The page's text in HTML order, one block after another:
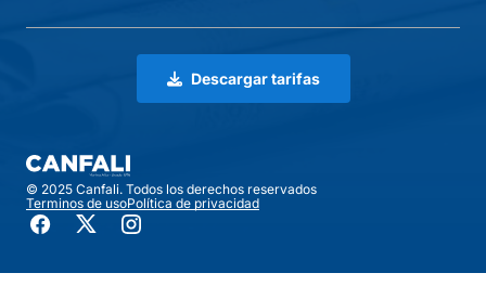
Descargar tarifas
© 2025 Canfali. Todos los derechos reservados
Terminos de usoPolítica de privacidad